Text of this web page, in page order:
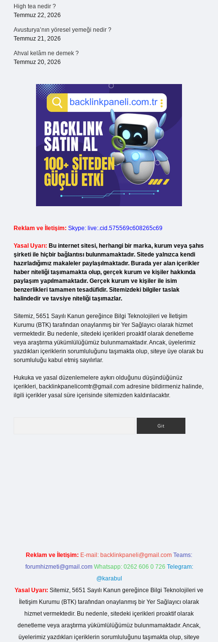
High tea nedir ?
Temmuz 22, 2026
Avusturya’nın yöresel yemeği nedir ?
Temmuz 21, 2026
Ahval kelâm ne demek ?
Temmuz 20, 2026
Reklam ve İletişim: Skype: live:.cid.575569c608265c69
Yasal Uyarı: Bu internet sitesi, herhangi bir marka, kurum veya şahıs
şirketi ile hiçbir bağlantısı bulunmamaktadır. Sitede yalnızca kendi
hazırladığımız makaleler paylaşılmaktadır. Burada yer alan içerikler
haber niteliği taşımamakta olup, gerçek kurum ve kişiler hakkında
paylaşım yapılmamaktadır. Gerçek kurum ve kişiler ile isim
benzerlikleri tamamen tesadüfidir. Sitemizdeki bilgiler taslak
halindedir ve tavsiye niteliği taşımazlar.
Sitemiz, 5651 Sayılı Kanun gereğince Bilgi Teknolojileri ve İletişim
Kurumu (BTK) tarafından onaylanmış bir Yer Sağlayıcı olarak hizmet
vermektedir. Bu nedenle, sitedeki içerikleri proaktif olarak denetleme
veya araştırma yükümlülüğümüz bulunmamaktadır. Ancak, üyelerimiz
yazdıkları içeriklerin sorumluluğunu taşımakta olup, siteye üye olarak bu
sorumluluğu kabul etmiş sayılırlar.
Hukuka ve yasal düzenlemelere aykırı olduğunu düşündüğünüz
içerikleri, backlinkpanelicomtr@gmail.com adresine bildirmeniz halinde,
ilgili içerikler yasal süre içerisinde sitemizden kaldırılacaktır.
Reklam ve İletişim: E-mail: backlinkpaneli@gmail.com Teams:
forumhizmeti@gmail.com Whatsapp: 0262 606 0 726 Telegram:
@karabul
Yasal Uyarı: Sitemiz, 5651 Sayılı Kanun gereğince Bilgi Teknolojileri ve
İletişim Kurumu (BTK) tarafından onaylanmış bir Yer Sağlayıcı olarak
hizmet vermektedir. Bu nedenle, sitedeki içerikleri proaktif olarak
denetleme veya araştırma yükümlülüğümüz bulunmamaktadır. Ancak,
üyelerimiz yazdıkları içeriklerin sorumluluğunu taşımakta olup, siteye